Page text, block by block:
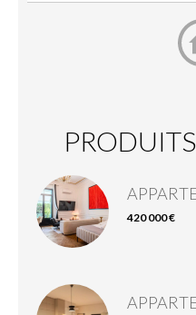
420 000 €